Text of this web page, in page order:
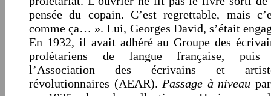
pensée du copain. C’est regrettable, mais
comme ça… ». Lui, Georges David, s’était
En 1932, il avait adhéré au Groupe des
prolétariens de langue française,
l’Association des écrivains et
révolutionnaires (AEAR). Passage à niveau